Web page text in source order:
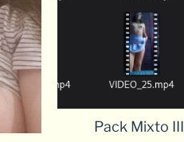
Pack Mixto III